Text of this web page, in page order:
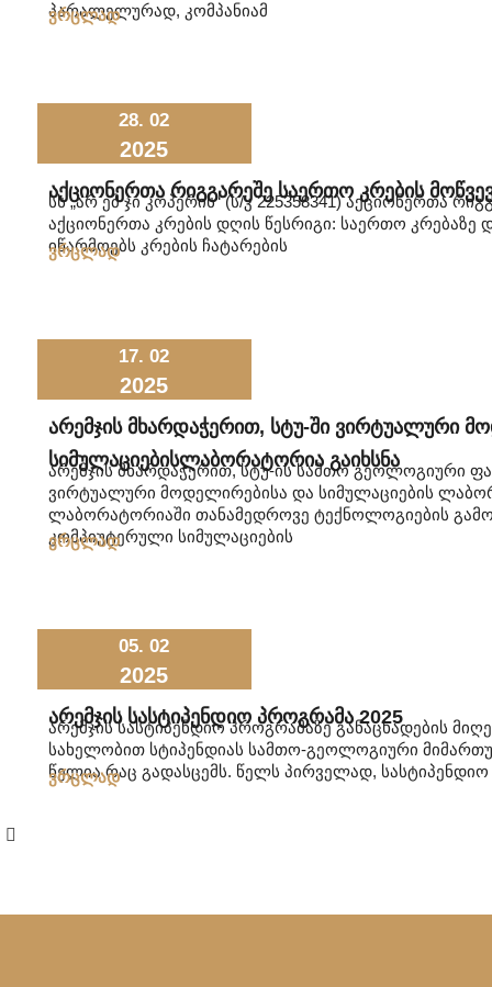
პარალელურად, კომპანიამ
ვრცლად
28. 02
2025
Აქციონერთა Რიგგარეშე Საერთო Კრების
სს „არ ემ ჯი კოპერის“ (ს/კ 225358341) აქციონერთა
აქციონერთა კრების დღის წესრიგი: საერთო კრებაზე
იწარმოებს კრების ჩატარების
ვრცლად
17. 02
2025
Არემჯის Მხარდაჭერით, Სტუ-Ში Ვირტუალური
Სიმულაციებისლაბორატორია Გაიხსნა
არემჯის მხარდაჭერით, სტუ-ის სამთო გეოლოგიური
ვირტუალური მოდელირებისა და სიმულაციების
ლაბორატორიაში თანამედროვე ტექნოლოგიების
კომპიუტერული სიმულაციების
ვრცლად
05. 02
2025
Არემჯის Სასტიპენდიო Პროგრამა 2025
არემჯის სასტიპენდიო პროგრამაზე განაცხადების
სახელობით სტიპენდიას სამთო-გეოლოგიური
წელია რაც გადასცემს. წელს პირველად,
ვრცლად